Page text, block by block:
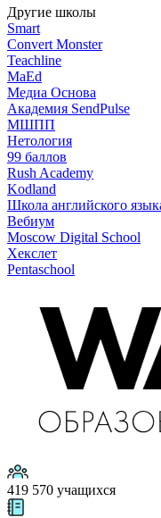
Другие школы
Smart
Convert Monster
Teachline
MaEd
Медиа Основа
Академия SendPulse
МШПП
Нетология
99 баллов
Rush Academy
Kodland
Школа английского
Вебиум
Moscow Digital School
Хекслет
Pentaschool
419 570 учащихся